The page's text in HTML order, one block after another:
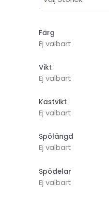
Färg
Ej valbart
Vikt
Ej valbart
Kastvikt
Ej valbart
Spölängd
Ej valbart
Spödelar
Ej valbart